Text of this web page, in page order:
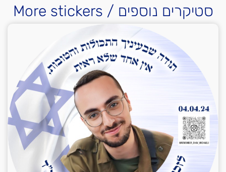
More stickers / סטיקרים נוספים